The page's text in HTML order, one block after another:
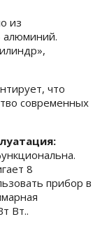
из
алюминий.
что
современных
8
прибор в
Вт..